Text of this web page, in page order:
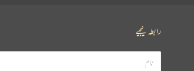
رابطہ کیجیے